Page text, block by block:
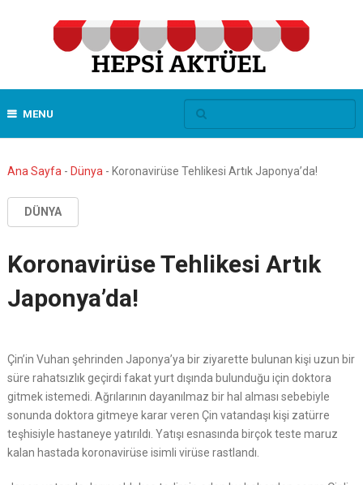
MENU
Ana Sayfa - Dünya - Koronavirüse Tehlikesi Artık Japonya’da!
DÜNYA
Koronavirüse Tehlikesi Artık
Japonya’da!
Çin’in Vuhan şehrinden Japonya’ya bir ziyarette bulunan kişi uzun bir
süre rahatsızlık geçirdi fakat yurt dışında bulunduğu için doktora
gitmek istemedi. Ağrılarının dayanılmaz bir hal alması sebebiyle
sonunda doktora gitmeye karar veren Çin vatandaşı kişi zatürre
teşhisiyle hastaneye yatırıldı. Yatışı esnasında birçok teste maruz
kalan hastada koronavirüse isimli virüse rastlandı.